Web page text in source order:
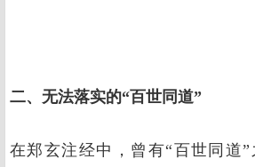
二、无法落实的“百世同道”
在郑玄注经中，曾有“百世同道”